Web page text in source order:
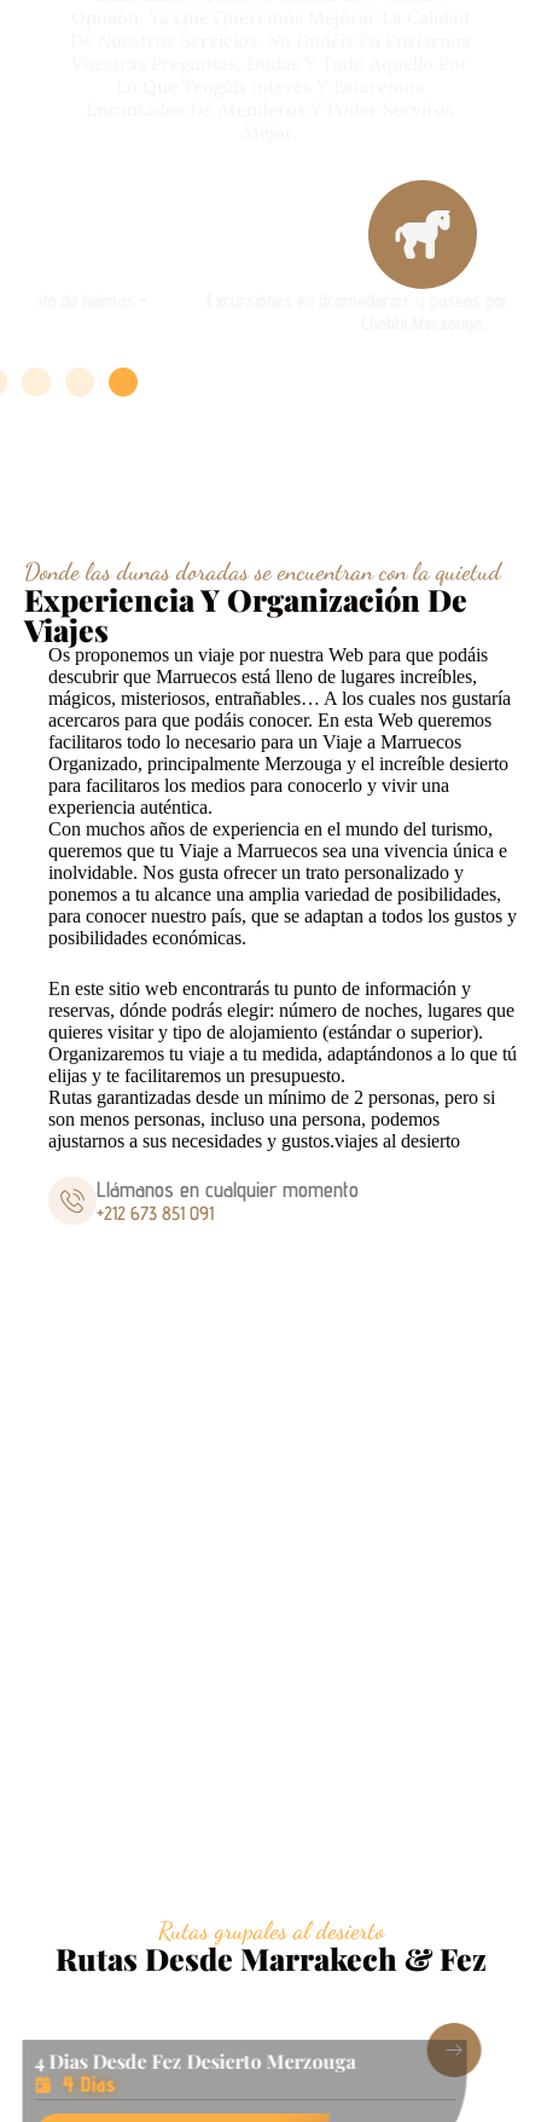
Donde las dunas doradas se encuentran con la quietud
Experiencia Y Organización De
Viajes
Os proponemos un viaje por nuestra Web para que podáis
descubrir que Marruecos está lleno de lugares increíbles,
mágicos, misteriosos, entrañables… A los cuales nos gustaría
acercaros para que podáis conocer. En esta Web queremos
facilitaros todo lo necesario para un Viaje a Marruecos
Organizado, principalmente Merzouga y el increíble desierto
para facilitaros los medios para conocerlo y vivir una
experiencia auténtica.
Con muchos años de experiencia en el mundo del turismo,
queremos que tu Viaje a Marruecos sea una vivencia única e
inolvidable. Nos gusta ofrecer un trato personalizado y
ponemos a tu alcance una amplia variedad de posibilidades,
para conocer nuestro país, que se adaptan a todos los gustos y
posibilidades económicas.
En este sitio web encontrarás tu punto de información y
reservas, dónde podrás elegir: número de noches, lugares que
quieres visitar y tipo de alojamiento (estándar o superior).
Organizaremos tu viaje a tu medida, adaptándonos a lo que tú
elijas y te facilitaremos un presupuesto.
Rutas garantizadas desde un mínimo de 2 personas, pero si
son menos personas, incluso una persona, podemos
ajustarnos a sus necesidades y gustos.viajes al desierto
Llámanos en cualquier momento
+212 673 851 091
Rutas grupales al desierto
Rutas Desde Marrakech & Fez
Ruta De 6 Dias Desde Fez A Marrakech
6 Dias